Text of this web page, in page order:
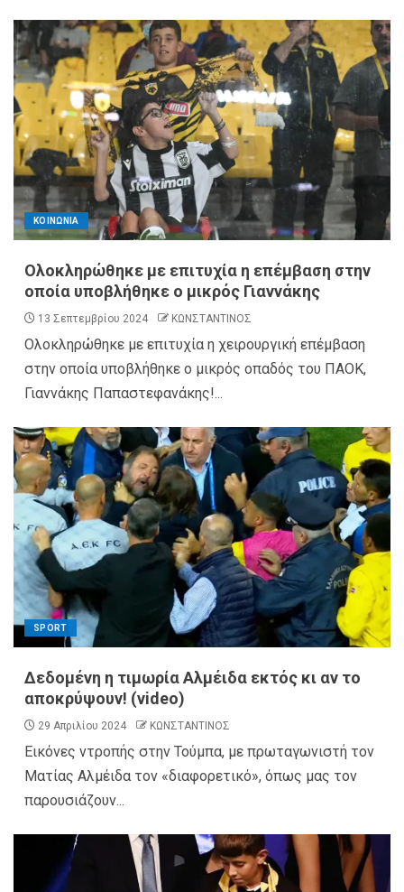
ΚΟΙΝΩΝΙΑ
Ολοκληρώθηκε με επιτυχία η επέμβαση στην
οποία υποβλήθηκε ο μικρός Γιαννάκης
13 Σεπτεμβρίου 2024 ΚΩΝΣΤΑΝΤΙΝΟΣ
Ολοκληρώθηκε με επιτυχία η χειρουργική επέμβαση
στην οποία υποβλήθηκε ο μικρός οπαδός του ΠΑΟΚ,
Γιαννάκης Παπαστεφανάκης!...
SPORT
Δεδομένη η τιμωρία Αλμέιδα εκτός κι αν το
αποκρύψουν! (video)
29 Απριλίου 2024 ΚΩΝΣΤΑΝΤΙΝΟΣ
Εικόνες ντροπής στην Τούμπα, με πρωταγωνιστή τον
Ματίας Αλμέιδα τον «διαφορετικό», όπως μας τον
παρουσιάζουν...